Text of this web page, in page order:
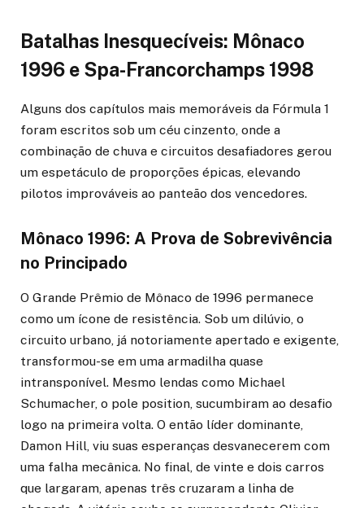
Batalhas Inesquecíveis: Mônaco
1996 e Spa-Francorchamps 1998
Alguns dos capítulos mais memoráveis da Fórmula 1
foram escritos sob um céu cinzento, onde a
combinação de chuva e circuitos desafiadores gerou
um espetáculo de proporções épicas, elevando
pilotos improváveis ao panteão dos vencedores.
Mônaco 1996: A Prova de Sobrevivência
no Principado
O Grande Prêmio de Mônaco de 1996 permanece
como um ícone de resistência. Sob um dilúvio, o
circuito urbano, já notoriamente apertado e exigente,
transformou-se em uma armadilha quase
intransponível. Mesmo lendas como Michael
Schumacher, o pole position, sucumbiram ao desafio
logo na primeira volta. O então líder dominante,
Damon Hill, viu suas esperanças desvanecerem com
uma falha mecânica. No final, de vinte e dois carros
que largaram, apenas três cruzaram a linha de